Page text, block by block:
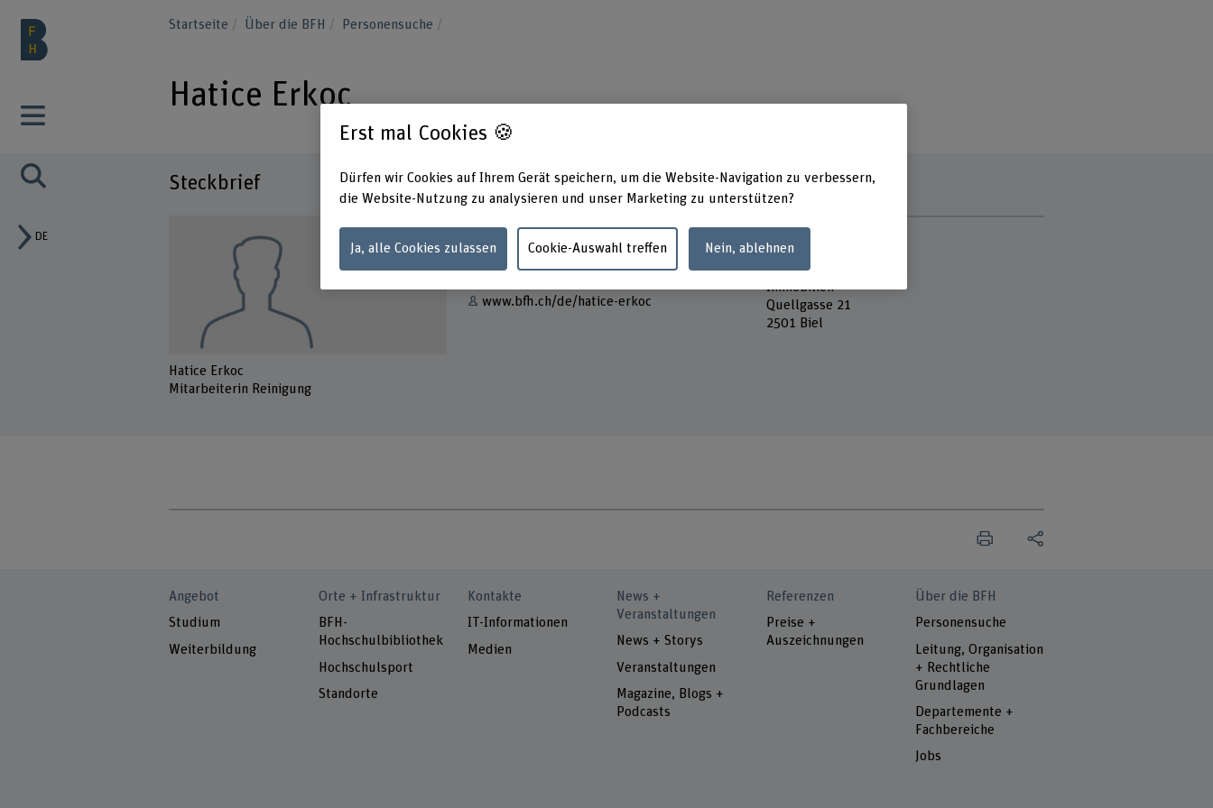
DE
Startseite Über die BFH Personensuche
Hatice Erkoc
Steckbrief
Hatice Erkoc
Mitarbeiterin Reinigung
Kontakt
www.bfh.ch/de/hatice-erkoc
Adresse
Berner Fachhochschule
Services
Immobilien
Quellgasse 21
2501 Biel
Angebot
Studium
Weiterbildung
Orte + Infrastruktur
BFH-
Hochschulbibliothek
Hochschulsport
Standorte
Kontakte
IT-Informationen
Medien
News +
Veranstaltungen
News + Storys
Veranstaltungen
Magazine, Blogs +
Podcasts
Referenzen
Preise +
Auszeichnungen
Über die BFH
Personensuche
Leitung, Organisation
+ Rechtliche
Grundlagen
Departemente +
Fachbereiche
Jobs
Erst mal Cookies 🍪
Dürfen wir Cookies auf Ihrem Gerät speichern, um die Website-Navigation zu verbessern,
die Website-Nutzung zu analysieren und unser Marketing zu unterstützen?
Ja, alle Cookies zulassen Cookie-Auswahl treffen Nein, ablehnen